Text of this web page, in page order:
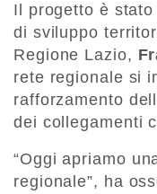
Il progetto è
di sviluppo
Regione Lazio,
rete regionale si
rafforzamento
dei collegamenti
“Oggi apriamo
regionale”, ha